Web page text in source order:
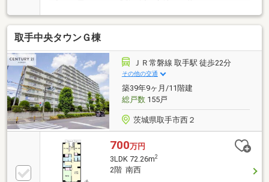
す。さらに天井高約2.8mはこのマンションでは1階住
戸ならでは。開放感のあるLDK約16.3帖、WIC付きで実
用性も良好です。（1階のフロアはこの住戸のみで
す）大切なペットと暮らせるお部屋です♪生活しやす
い3SLDKの間取り(*^^*)サッと一拭き！お掃除のしやす
さが嬉しい全室フローリング☆陽当たり良好な広々バ
ルコニーあり(≧▽≦)♪〇● 頭金０円、諸費用込み全額ロ
ーン可能 ●〇*詳細は弊社スタッフまでお問い合わせ下
さいませ(^^)/
取手中央タウンＧ棟
ＪＲ常磐線 取手駅 徒歩22分
その他の交通
築39年9ヶ月/11階建
総戸数155戸
茨城県取手市西２
700万円
3LDK 72.26m2
2階 南西